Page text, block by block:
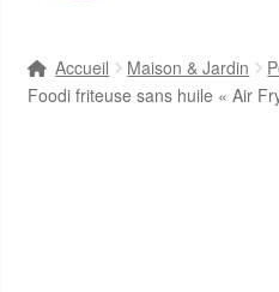
Accueil Maison & Jardin
Foodi friteuse sans huile « Air